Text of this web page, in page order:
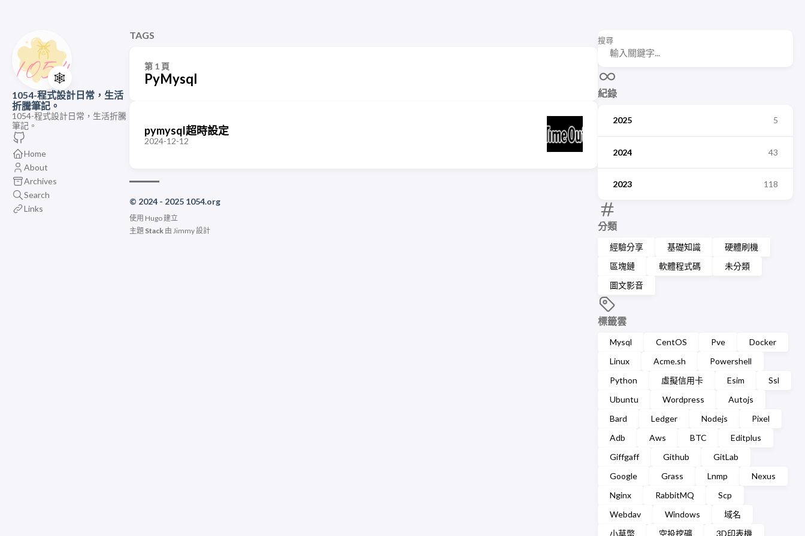
🕸️
1054-程式設計日常，生活
折騰筆記。
1054-程式設計日常，生活折騰
筆記。
Home
About
Archives
Search
Links
搜尋
紀錄
2025 5
2024 43
2023 118
分類
經驗分享 基礎知識
硬體刷機
區塊鏈
軟體程式碼
未分類
圖文影音
標籤雲
Mysql CentOS Pve
Docker
Linux
Acme.sh
Powershell
Python
虛擬信用卡 Esim
Ssl
Ubuntu
Wordpress
Autojs
Bard
Ledger Nodejs
Pixel
Adb
Aws BTC
Editplus
Giffgaff
Github
GitLab
Google
Grass Lnmp
Nexus
Nginx
RabbitMQ
Scp
Webdav
Windows
域名
小草幣
空投挖礦 3D印表機
TAGS
第 1 頁
PyMysql
pymysql超時設定
2024-12-12
© 2024 - 2025 1054.org
使用 Hugo建立
主題 Stack由 Jimmy設計